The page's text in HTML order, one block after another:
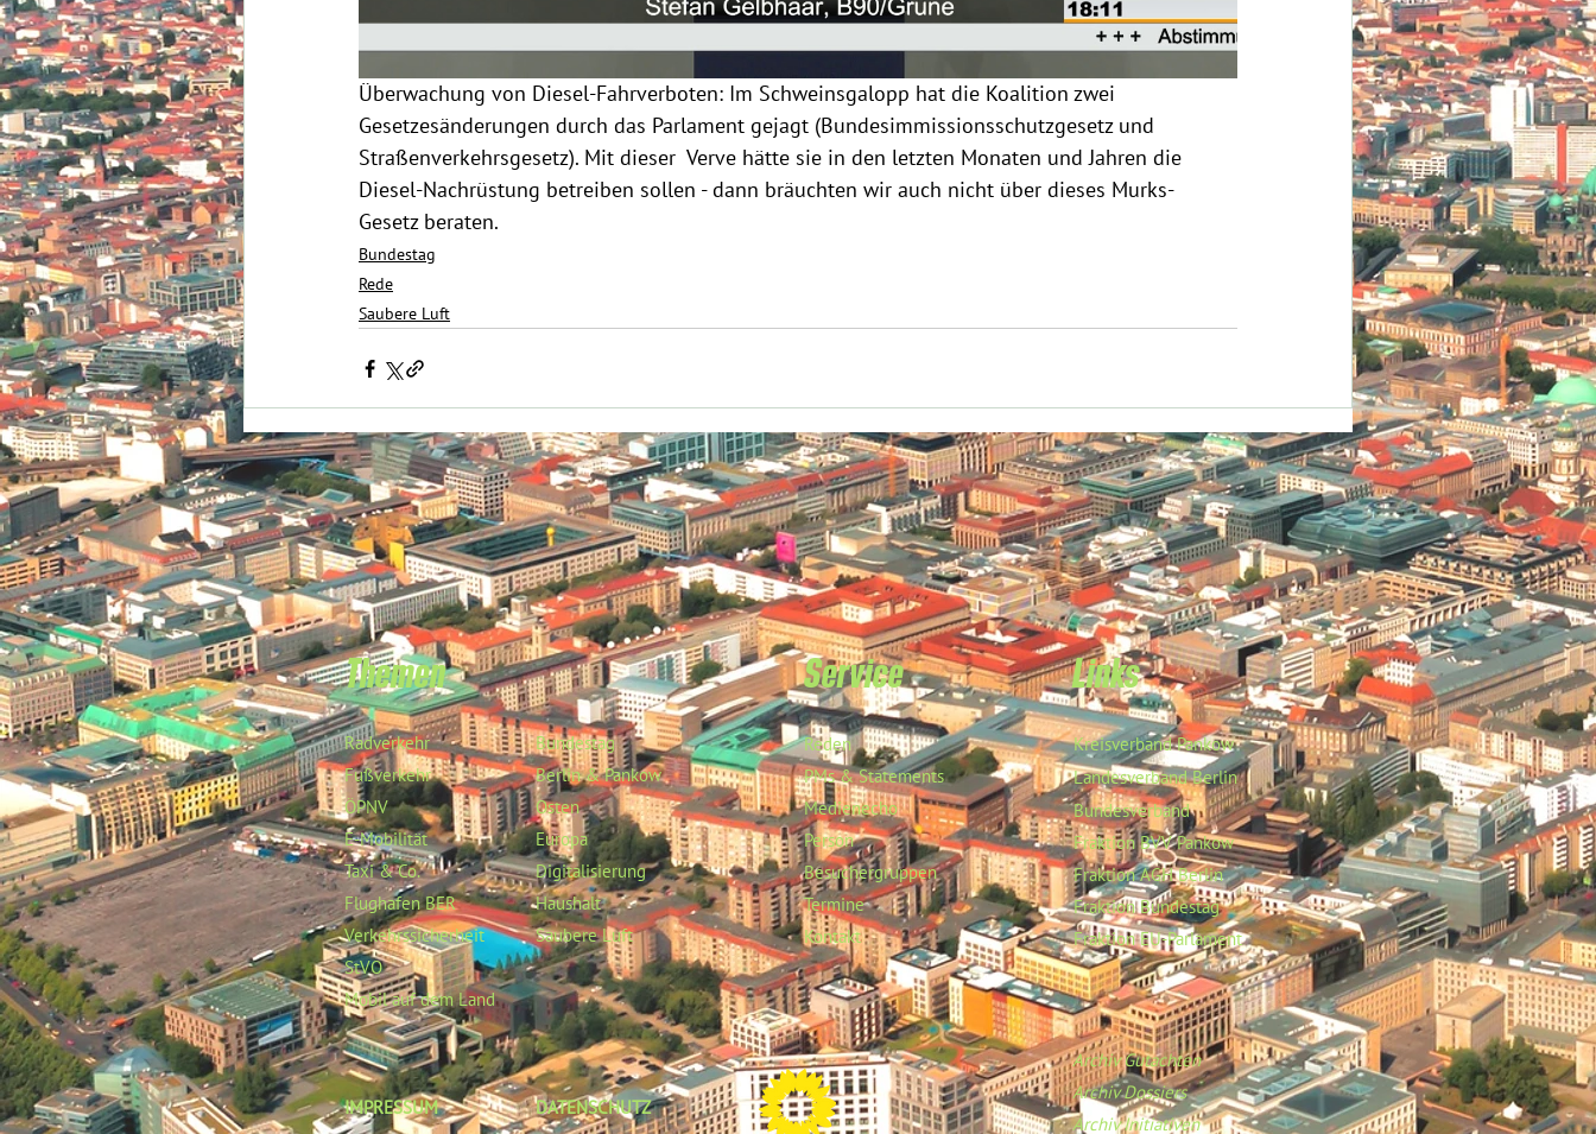
Überwachung von Diesel-Fahrverboten: Im Schweinsgalopp hat die Koalition zwei
Gesetzesänderungen durch das Parlament gejagt (Bundesimmissionsschutzgesetz und
Straßenverkehrsgesetz). Mit dieser  Verve hätte sie in den letzten Monaten und Jahren die
Diesel-Nachrüstung betreiben sollen - dann bräuchten wir auch nicht über dieses Murks-
Gesetz beraten.
Bundestag
Rede
Saubere Luft
Themen
Radverkehr
Fußverkehr
ÖPNV
E-Mobilität
Taxi & Co.
Flughafen BER
Verkehrssicherheit
StVO
Mobil auf dem Land
Bundestag
Berlin & Pankow
Osten
Europa
Digitalisierung
Haushalt
Saubere Luft
Service
Reden
PMs & Statements
Medienecho
Person
Besuchergruppen
Termine
Kontakt
IMPRESSUM DATENSCHUTZ
Links
Kreisverband Pankow
Landesverband Berlin
Bundesverband
Fraktion BVV Pankow
Fraktion AGH Berlin
Fraktion Bundestag
Fraktion EU-Parlament
Archiv Gutachten
Archiv Dossiers
Archiv Initiativen